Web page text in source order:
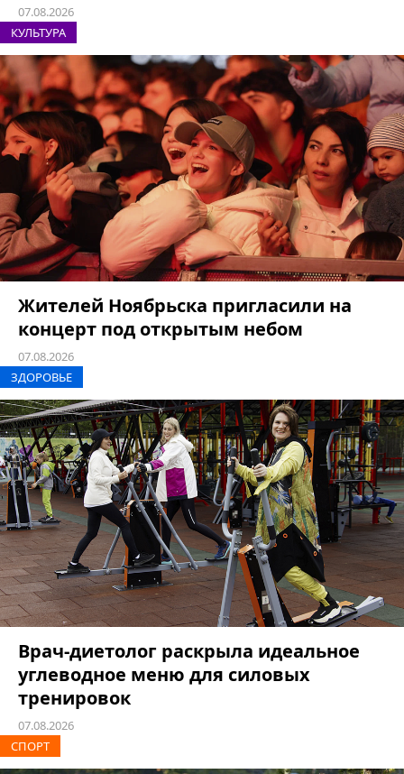
07.08.2026
КУЛЬТУРА
Жителей Ноябрьска пригласили на
концерт под открытым небом
07.08.2026
ЗДОРОВЬЕ
Врач-диетолог раскрыла идеальное
углеводное меню для силовых
тренировок
07.08.2026
СПОРТ